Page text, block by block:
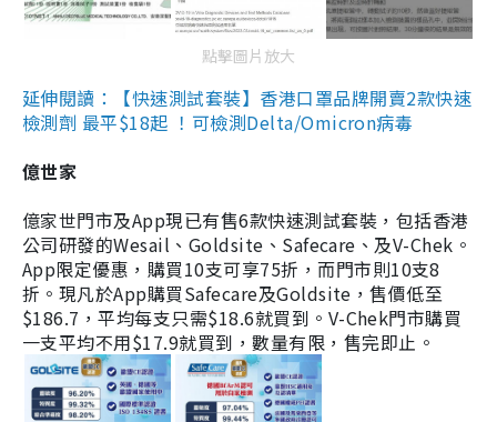
點擊圖片放大
延伸閱讀：【快速測試套裝】香港口罩品牌開賣2款快速
檢測劑 最平$18起 ！可檢測Delta/Omicron病毒
億世家
億家世門市及App現已有售6款快速測試套裝，包括香港
公司研發的Wesail、Goldsite、Safecare、及V-Chek。
App限定優惠，購買10支可享75折，而門市則10支8
折。現凡於App購買Safecare及Goldsite，售價低至
$186.7，平均每支只需$18.6就買到。V-Chek門市購買
一支平均不用$17.9就買到，數量有限，售完即止。